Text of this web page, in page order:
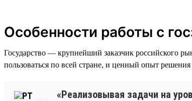
Особенности работы с
Государство — крупнейший заказчик российского
пользоваться по всей стране, и ценный опыт решения
«Реализовывая задачи на